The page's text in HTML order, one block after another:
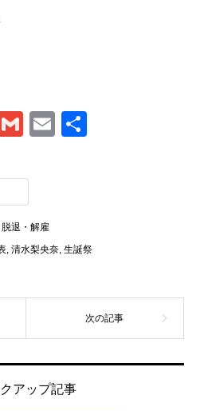
WhatsApp
GmailEmail
退・解雇
, 清水梨央奈, 生誕祭
アップ記事